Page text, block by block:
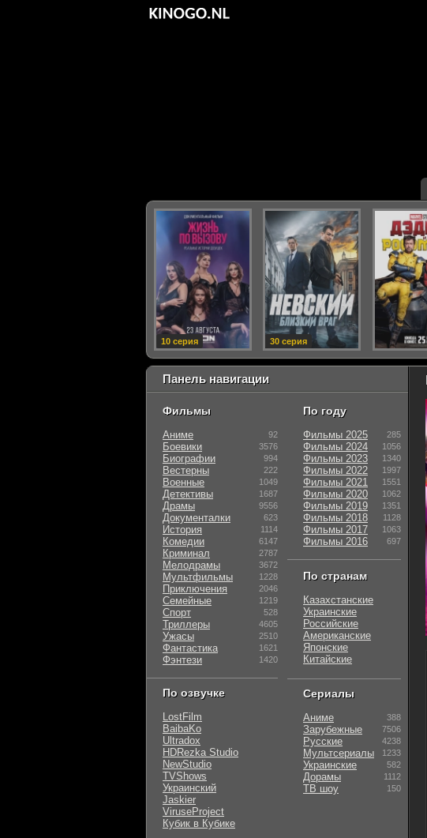
Панель навигации
Фильмы
Аниме 92
Боевики 3576
Биографии 994
Вестерны 222
Военные 1049
Детективы 1687
Драмы 9556
Документалки 623
История 1114
Комедии 6147
Криминал 2787
Мелодрамы 3672
Мультфильмы 1228
Приключения 2046
Семейные 1219
Спорт 528
Триллеры 4605
Ужасы 2510
Фантастика 1621
Фэнтези 1420
По озвучке
LostFilm
BaibaKo
Ultradox
HDRezka Studio
NewStudio
TVShows
Украинский
Jaskier
ViruseProject
Кубик в Кубике
По году
Фильмы 2025 285
Фильмы 2024 1056
Фильмы 2023 1340
Фильмы 2022 1997
Фильмы 2021 1551
Фильмы 2020 1062
Фильмы 2019 1351
Фильмы 2018 1128
Фильмы 2017 1063
Фильмы 2016 697
По странам
Казахстанские
Украинские
Российские
Американские
Японские
Китайские
Сериалы
Аниме 388
Зарубежные 7506
Русские 4238
Мультсериалы 1233
Украинские 582
Дорамы 1112
ТВ шоу 150
10 серия 30 серия